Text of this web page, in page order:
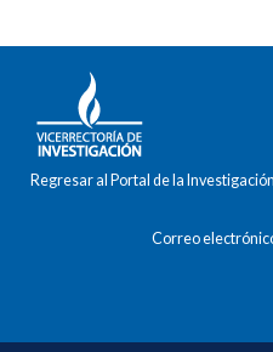
Regresar al Portal de la Investigación
Correo